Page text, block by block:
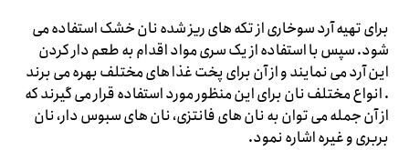
برای تهیه آرد سوخاری از تکه های ریز شده نان خشک استفاده می
شود. سپس با استفاده از یک سری مواد اقدام به طعم دار کردن
این آرد می نمایند و از آن برای پخت غذا های مختلف بهره می‌ برند
. انواع مختلف نان برای این منظور مورد استفاده قرار می‌ گیرند که
از آن جمله می ‌توان به نان های فانتزی، نان های سبوس دار، نان
بربری و غیره اشاره نمود.